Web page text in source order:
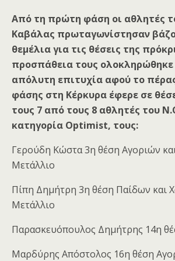
Από τη πρώτη φάση οι αθλητές
Καβάλας πρωταγωνίστησαν
θεμέλια για τις θέσεις της
προσπάθεια τους ολοκληρώθηκε
απόλυτη επιτυχία αφού το
φάσης στη Κέρκυρα έφερε σε
τους 7 από τους 8 αθλητές του
κατηγορία Optimist, τους:
Γερούδη Κώστα 3η θέση Αγοριών
Μετάλλιο
Πίπη Δημήτρη 3η θέση Παίδων και
Μετάλλιο
Παρασκευόπουλος Δημήτρης 14η
Μαρδύρης Απόστολος 16η θέση